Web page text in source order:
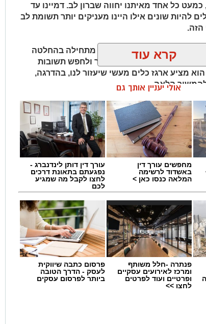
כל אחד מאיתנו יחווה שברון לב. דמיינו עד
להיות שונים אילו היינו מעניקים יותר תשומת לב
הזה.
מסביר כי ההחלמה משברון לב מתחילה בהחלטה
הטבעי שלנו לייפות את העבר ולחפש תשובות
מציע ארגז כלים מעשי שיעזור לנו, בהדרגה,
הלאה.
אבל אנחנו לא חייבים להישבר יחד איתו.
נחשף? צילומים מאירוע חדשותי? מצאתם טעות
קרא עוד
אולי יעניין אותך גם
מחפשים עורך דין
באשדוד לרשימה
המלאה כנסו כאן >
עורך דין דותן לינדנברג -
נפגעתם בתאונת דרכים
לחצו לקבל מה שמגיע
לכם
פנתרה -חלל משותף
ומרכז לאירועים עסקיים
ופרטיים ועוד לפרטים
לחצו >>
פרסום כתבה שיווקית
לעסק - הדרך הטובה
ביותר לפרסום עסקים